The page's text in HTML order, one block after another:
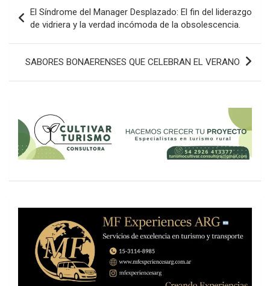
de
entradas
El Síndrome del Manager Desplazado: El fin del liderazgo
de vidriera y la verdad incómoda de la obsolescencia.
SABORES BONAERENSES QUE CELEBRAN EL VERANO